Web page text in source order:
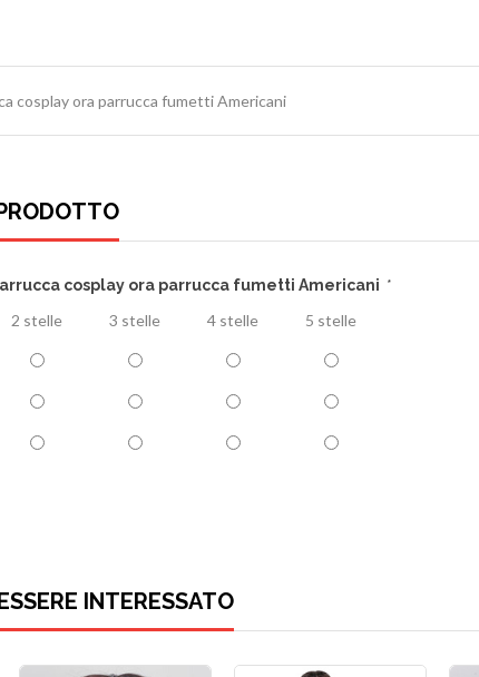
cosplay ora parrucca fumetti Americani
cosplay ora parrucca fumetti Americani *
2 stelle 3 stelle 4 stelle 5 stelle
INTERESSATO